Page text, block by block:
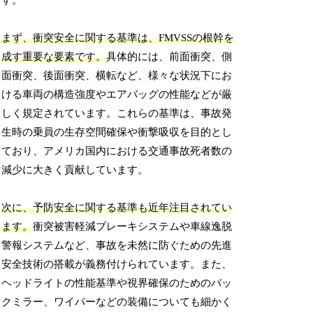
まず、衝突安全に関する基準は、FMVSSの根幹を
成す重要な要素です。具体的には、前面衝突、側
面衝突、後面衝突、横転など、様々な状況下にお
ける車両の構造強度やエアバッグの性能などが厳
しく規定されています。これらの基準は、事故発
生時の乗員の生存空間確保や衝撃吸収を目的とし
ており、アメリカ国内における交通事故死者数の
減少に大きく貢献しています。
次に、予防安全に関する基準も近年注目されてい
ます。衝突被害軽減ブレーキシステムや車線逸脱
警報システムなど、事故を未然に防ぐための先進
安全技術の搭載が義務付けられています。また、
ヘッドライトの性能基準や視界確保のためのバッ
クミラー、ワイパーなどの装備についても細かく